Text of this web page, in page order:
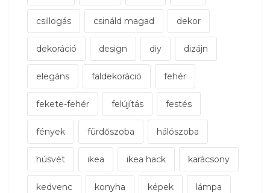
csillogás csináld magad dekor
dekoráció design diy dizájn
elegáns faldekoráció fehér
fekete-fehér felújítás festés
fények fürdőszoba hálószoba
húsvét ikea ikea hack karácsony
kedvenc konyha képek lámpa